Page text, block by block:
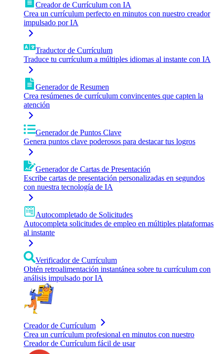
Creador de Currículum con IA
Crea un currículum perfecto en minutos con nuestro creador
impulsado por IA
Traductor de Currículum
Traduce tu currículum a múltiples idiomas al instante con IA
Generador de Resumen
Crea resúmenes de currículum convincentes que capten la
atención
Generador de Puntos Clave
Genera puntos clave poderosos para destacar tus logros
Generador de Cartas de Presentación
Escribe cartas de presentación personalizadas en segundos
con nuestra tecnología de IA
Autocompletado de Solicitudes
Autocompleta solicitudes de empleo en múltiples plataformas
al instante
Verificador de Currículum
Obtén retroalimentación instantánea sobre tu currículum con
análisis impulsado por IA
Creador de Currículum
Crea un currículum profesional en minutos con nuestro
Creador de Currículum fácil de usar